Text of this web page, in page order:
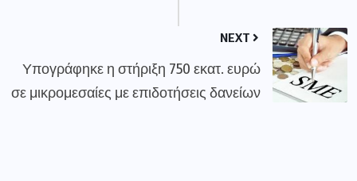
NEXT
Υπογράφηκε η στήριξη 750 εκατ. ευρώ
σε μικρομεσαίες με επιδοτήσεις δανείων